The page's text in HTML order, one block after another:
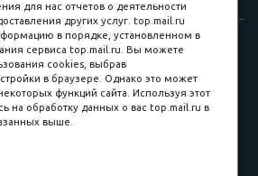
Компания «Мебельный куб».
Александрович. Россия, г. Томск, пл.
6 стр. 16, Цокольный этаж
для нас отчетов о деятельности
других услуг. top.mail.ru
в порядке, установленном в
сервиса top.mail.ru. Вы можете
cookies, выбрав
в браузере. Однако это может
функций сайта. Используя этот
на обработку данных о вас top.mail.ru в
выше.